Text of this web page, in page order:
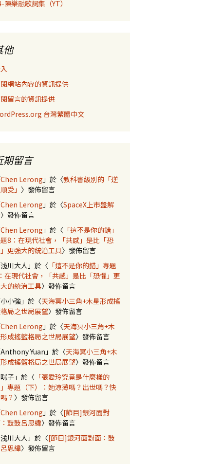
陳樂融歌詞集（YT）
他
網站內容的資訊提供
留言的資訊提供
台灣繁體中文
期留言
Chen Lerong 」於〈教科書級別的「逆
受」 〉發佈留言
Chen Lerong 」於〈SpaceX上市盤解
〉發佈留言
Chen Lerong 」於〈 「這不是你的錯」
8：在現代社會，「共感」是比「恐
更強大的統治工具〉發佈留言
浅川大人 」於〈 「這不是你的錯」專題
在現代社會，「共感」是比「恐懼」更
的統治工具〉發佈留言
小小強 」於〈天海冥小三角+木星形成搖
局之世局展望〉發佈留言
Chen Lerong 」於〈天海冥小三角+木
成搖籃格局之世局展望〉發佈留言
Anthony Yuan 」於〈天海冥小三角+木
成搖籃格局之世局展望〉發佈留言
咪子 」於〈 「張愛玲究竟是什麼樣的
專題（下）：她涼薄嗎？出世嗎？快
？ 〉發佈留言
Chen Lerong 」於〈[節目]銀河面對
鼓鼓呂思緯〉發佈留言
浅川大人 」於〈[節目]銀河面對面：鼓
思緯〉發佈留言